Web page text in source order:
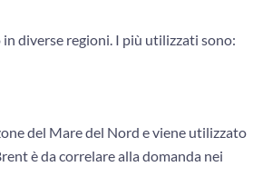
diverse regioni. I più utilizzati sono:
del Mare del Nord e viene utilizzato
è da correlare alla domanda nei